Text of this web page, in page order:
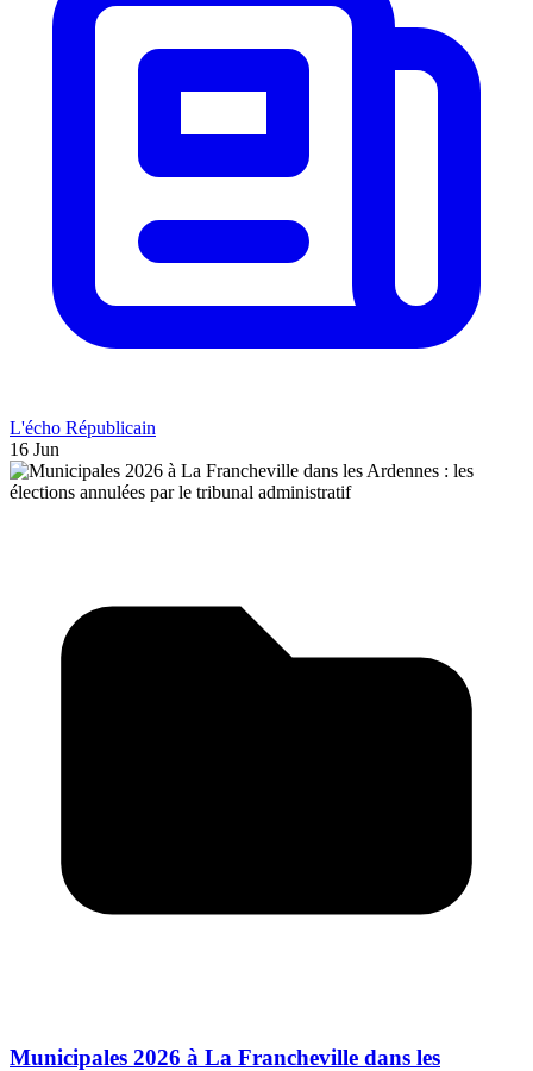
L'écho Républicain
16 Jun
Municipales 2026 à La Francheville dans les